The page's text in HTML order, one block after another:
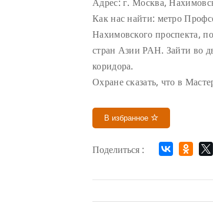
Как нас найти: метро
Нахимовского проспекта,
стран Азии РАН. Зайти во
коридора.
Охране сказать, что в
В избранное
Поделиться :